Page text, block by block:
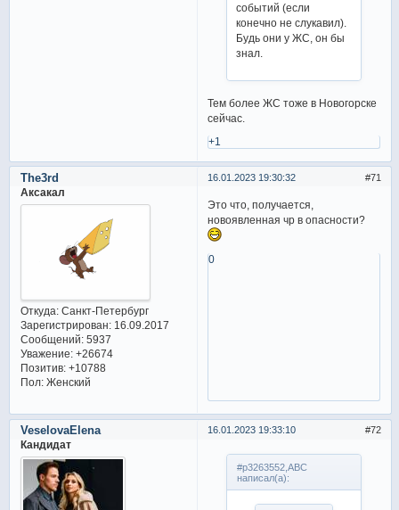
событий (если
конечно не слукавил).
Будь они у ЖС, он бы
знал.
Тем более ЖС тоже в Новогорске
сейчас.
+1
71
16.01.2023 19:30:32
The3rd
Аксакал
Откуда:Санкт-Петербург
Зарегистрирован: 16.09.2017
Сообщений:5937
Уважение: +26674
Позитив: +10788
Пол:Женский
Это что, получается,
новоявленная чр в опасности?
0
72
16.01.2023 19:33:10
VeselovaElena
Кандидат
#p3263552,ABC
написал(а):